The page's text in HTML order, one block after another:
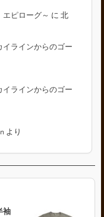
ピローグ～ に北
ラインからのゴー
ラインからのゴー
より
袖